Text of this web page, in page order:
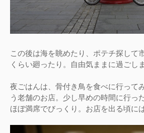
この後は海を眺めたり、ポテチ探して
くらい廻ったり。自由気ままに過ごし
夜ごはんは、骨付き鳥を食べに行って
う老舗のお店。少し早めの時間に行っ
ほぼ満席でびっくり。お店を出る頃に